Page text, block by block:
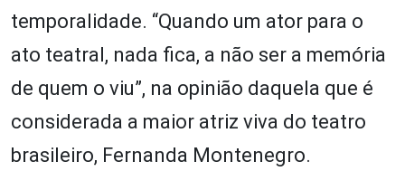
temporalidade. “Quando um ator para o
ato teatral, nada fica, a não ser a memória
de quem o viu”, na opinião daquela que é
considerada a maior atriz viva do teatro
brasileiro, Fernanda Montenegro.